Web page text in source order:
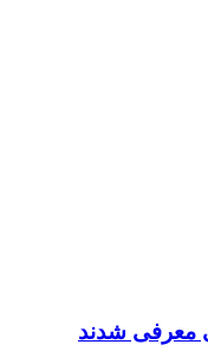
معرفی شدند